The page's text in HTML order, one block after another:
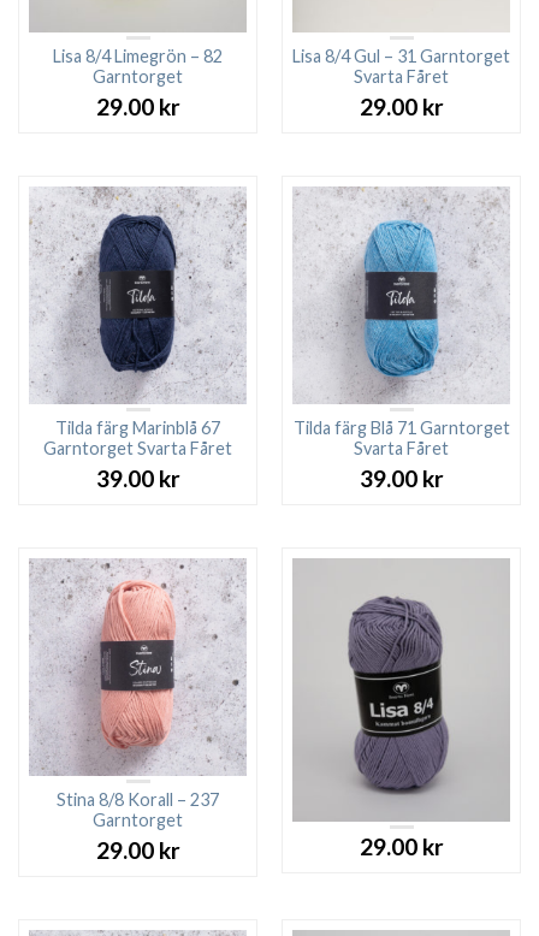
Lisa 8/4 Limegrön – 82
Garntorget
29.00 kr
Lisa 8/4 Gul – 31 Garntorget
Svarta Fåret
29.00 kr
Tilda färg Marinblå 67
Garntorget Svarta Fåret
39.00 kr
Tilda färg Blå 71 Garntorget
Svarta Fåret
39.00 kr
Stina 8/8 Korall – 237
Garntorget
29.00 kr 29.00 kr